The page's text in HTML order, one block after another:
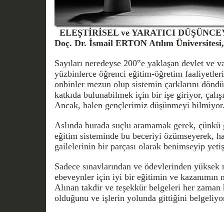
ELEŞTİRİSEL ve YARATICI
Doç. Dr. İsmail ERTON Atılım
Sayıları neredeyse 200‟e yaklaşan devlet ve
yüzbinlerce öğrenci eğitim-öğretim
onbinler mezun olup sistemin çarklarını
katkıda bulunabilmek için bir işe giriyor,
Ancak, halen gençlerimiz düşünmeyi
Aslında burada suçlu aramamak gerek,
eğitim sisteminde bu beceriyi özümseyerek,
gailelerinin bir parçası olarak benimseyip
Sadece sınavlarından ve ödevlerinden
ebeveynler için iyi bir eğitimin ve kazanımın
Alınan takdir ve teşekkür belgeleri her
olduğunu ve işlerin yolunda gittiğini